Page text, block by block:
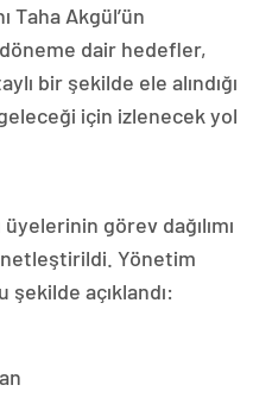
Taha Akgül’ün
döneme dair hedefler,
bir şekilde ele alındığı
için izlenecek yol
görev dağılımı
Yönetim
şekilde açıklandı: